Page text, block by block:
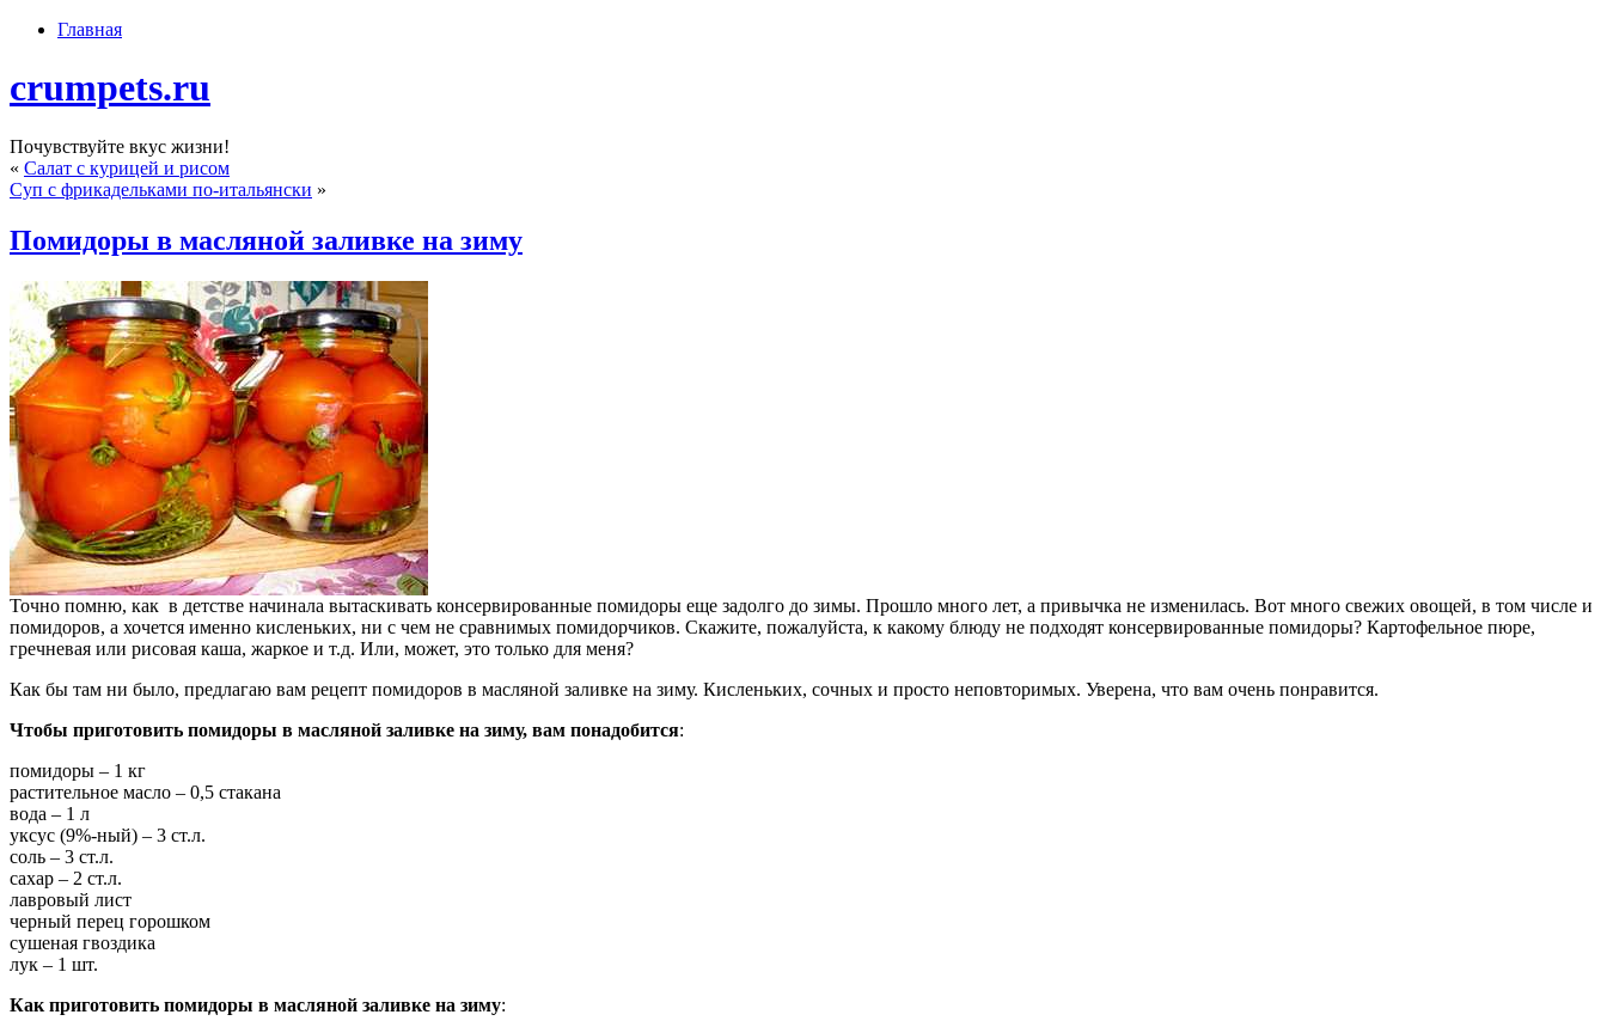
Главная
crumpets.ru
Почувствуйте вкус жизни!
« Салат с курицей и рисом
Суп с фрикадельками по-итальянски »
Помидоры в масляной заливке на зиму
Точно помню, как в детстве начинала вытаскивать консервированные помидоры еще задолго до зимы. Прошло много лет, а привычка не изменилась. Вот много свежих овощей, в том числе и
помидоров, а хочется именно кисленьких, ни с чем не сравнимых помидорчиков. Скажите, пожалуйста, к какому блюду не подходят консервированные помидоры? Картофельное пюре,
гречневая или рисовая каша, жаркое и т.д. Или, может, это только для меня?
Как бы там ни было, предлагаю вам рецепт помидоров в масляной заливке на зиму. Кисленьких, сочных и просто неповторимых. Уверена, что вам очень понравится.
Чтобы приготовить помидоры в масляной заливке на зиму, вам понадобится:
помидоры – 1 кг
растительное масло – 0,5 стакана
вода – 1 л
уксус (9%-ный) – 3 ст.л.
соль – 3 ст.л.
сахар – 2 ст.л.
лавровый лист
черный перец горошком
сушеная гвоздика
лук – 1 шт.
Как приготовить помидоры в масляной заливке на зиму: